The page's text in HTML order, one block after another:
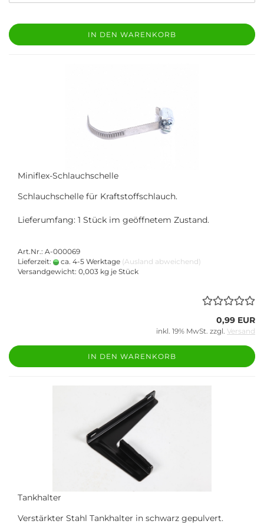
IN DEN WARENKORB
Miniflex-Schlauchschelle
Schlauchschelle für Kraftstoffschlauch.
Lieferumfang: 1 Stück im geöffnetem Zustand.
Art.Nr.: A-000069
Lieferzeit:
ca. 4-5 Werktage (Ausland abweichend)
Versandgewicht: 0,003 kg je Stück
0,99 EUR
inkl. 19% MwSt. zzgl. Versand
IN DEN WARENKORB
Tankhalter
Verstärkter Stahl Tankhalter in schwarz gepulvert.